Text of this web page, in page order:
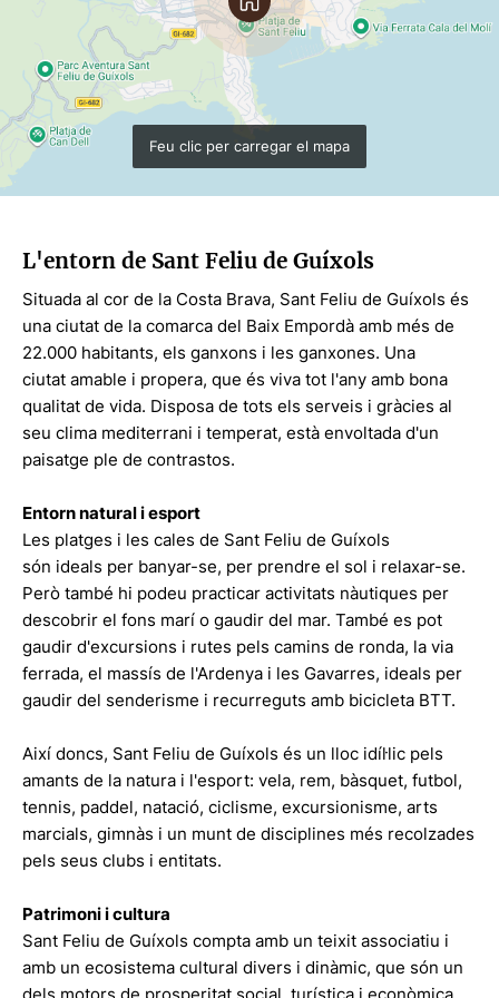
Feu clic per carregar el mapa
L'entorn de Sant Feliu de Guíxols
Situada al cor de la Costa Brava, Sant Feliu de Guíxols és
una ciutat de la comarca del Baix Empordà amb més de
22.000 habitants, els ganxons i les ganxones. Una
ciutat amable i propera, que és viva tot l'any amb bona
qualitat de vida. Disposa de tots els serveis i gràcies al
seu clima mediterrani i temperat, està envoltada d'un
paisatge ple de contrastos.
Entorn natural i esport
Les platges i les cales de Sant Feliu de Guíxols
són ideals per banyar-se, per prendre el sol i relaxar-se.
Però també hi podeu practicar activitats nàutiques per
descobrir el fons marí o gaudir del mar. També es pot
gaudir d'excursions i rutes pels camins de ronda, la via
ferrada, el massís de l'Ardenya i les Gavarres, ideals per
gaudir del senderisme i recurreguts amb bicicleta BTT.
Així doncs, Sant Feliu de Guíxols és un lloc idíl·lic pels
amants de la natura i l'esport: vela, rem, bàsquet, futbol,
tennis, paddel, natació, ciclisme, excursionisme, arts
marcials, gimnàs i un munt de disciplines més recolzades
pels seus clubs i entitats.
Patrimoni i cultura
Sant Feliu de Guíxols compta amb un teixit associatiu i
amb un ecosistema cultural divers i dinàmic, que són un